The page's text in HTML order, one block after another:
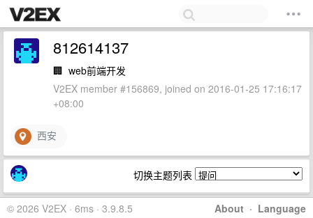
812614137
🏢 web前端开发
V2EX member #156869, joined on 2016-01-25 17:16:17
+08:00
西安
切换主题列表
About · Language
© 2026 V2EX · 6ms · 3.9.8.5